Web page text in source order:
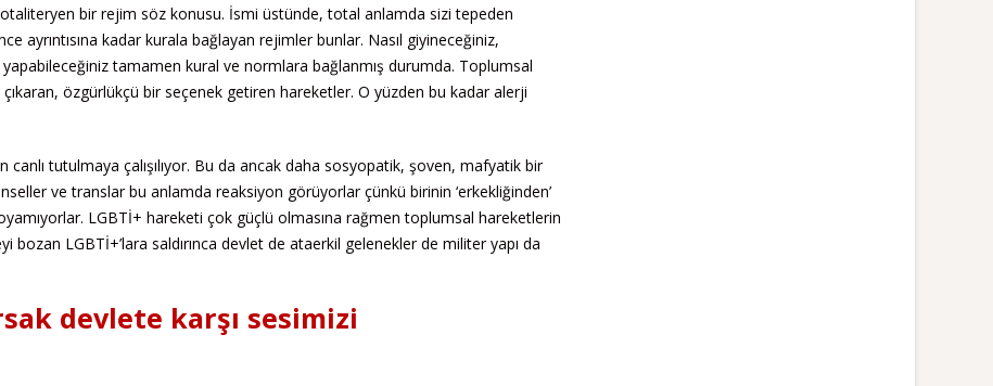
bir rejim söz konusu. İsmi üstünde, total anlamda sizi tepeden
ayrıntısına kadar kurala bağlayan rejimler bunlar. Nasıl giyineceğiniz,
tamamen kural ve normlara bağlanmış durumda. Toplumsal
özgürlükçü bir seçenek getiren hareketler. O yüzden bu kadar alerji
canlı tutulmaya çalışılıyor. Bu da ancak daha sosyopatik, şoven, mafyatik bir
ve translar bu anlamda reaksiyon görüyorlar çünkü birinin ‘erkekliğinden’
LGBTİ+ hareketi çok güçlü olmasına rağmen toplumsal hareketlerin
LGBTİ+’lara saldırınca devlet de ataerkil gelenekler de militer yapı da
devlete karşı sesimizi